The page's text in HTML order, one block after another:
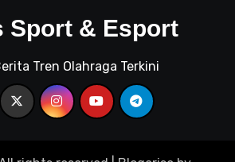
Sport & Esport
Tren Olahraga Terkini